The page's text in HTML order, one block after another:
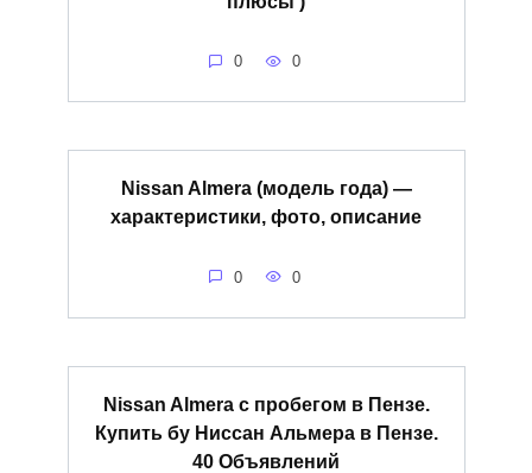
0 0
Nissan Almera (модель года) —
характеристики, фото, описание
0 0
Nissan Almera с пробегом в Пензе.
Купить бу Ниссан Альмера в Пензе.
40 Объявлений